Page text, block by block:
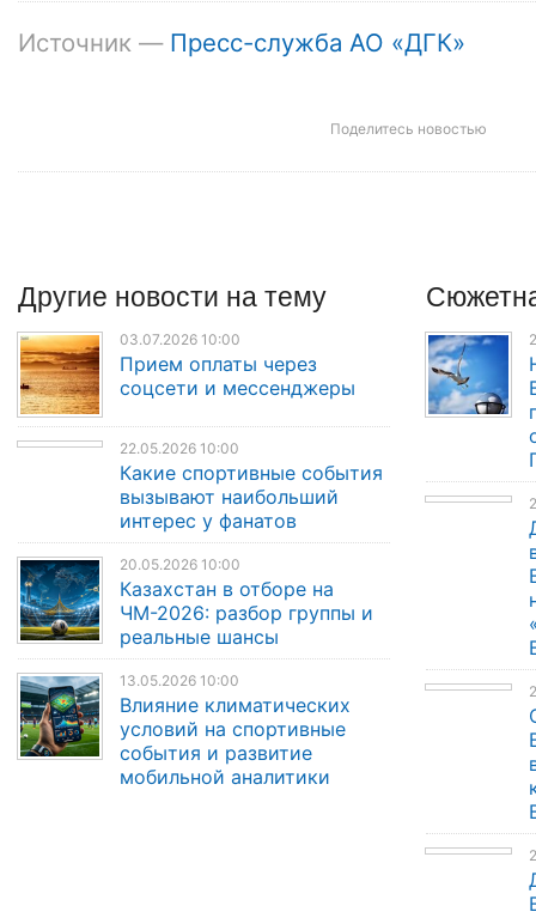
Источник — Пресс-служба АО «ДГК»
Поделитесь новостью
Другие новости на тему
03.07.2026 10:00
Прием оплаты через
соцсети и мессенджеры
22.05.2026 10:00
Какие спортивные события
вызывают наибольший
интерес у фанатов
20.05.2026 10:00
Казахстан в отборе на
ЧМ-2026: разбор группы и
реальные шансы
13.05.2026 10:00
Влияние климатических
условий на спортивные
события и развитие
мобильной аналитики